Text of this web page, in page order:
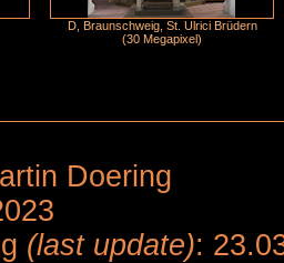
D, Braunschweig, St. Ulrici Brüdern
(30 Megapixel)
Doering
(last update):